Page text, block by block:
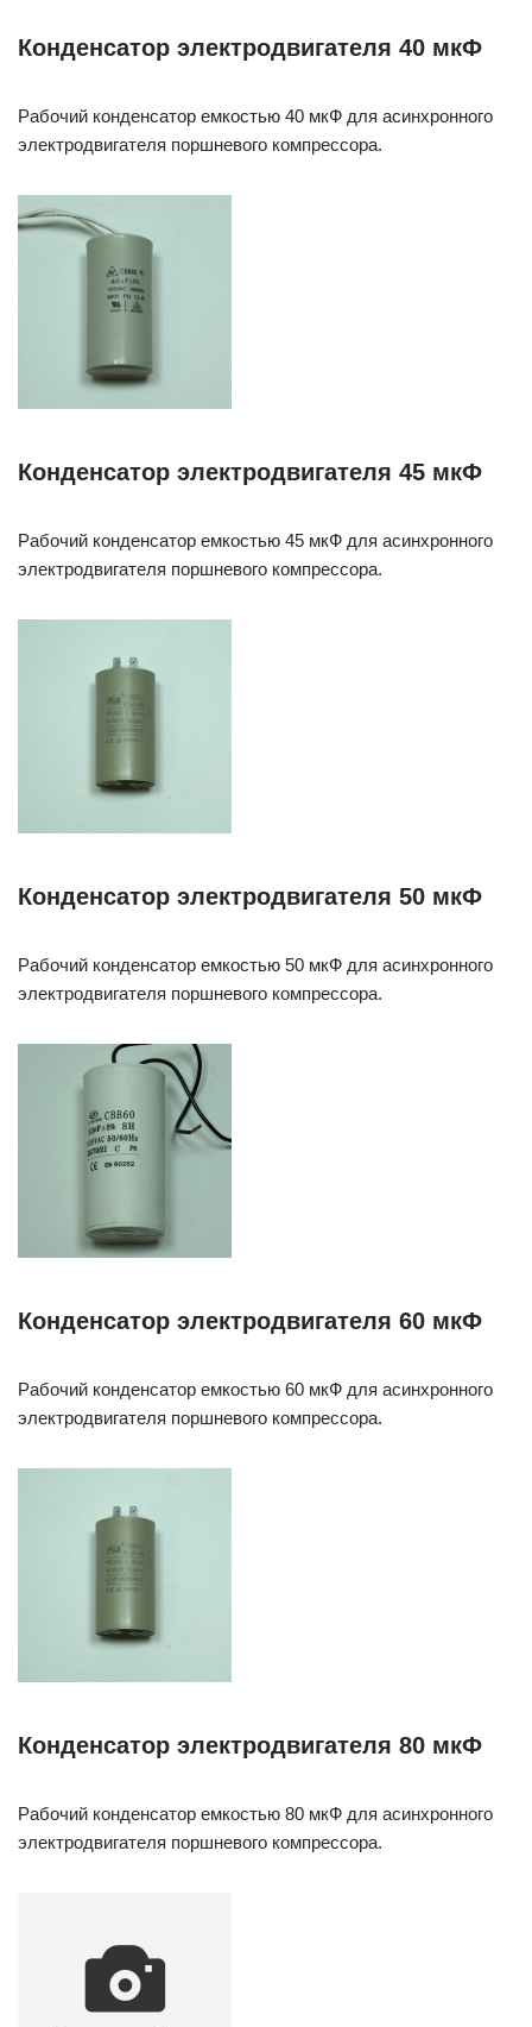
Конденсатор электродвигателя 40 мкФ
Рабочий конденсатор емкостью 40 мкФ для асинхронного
электродвигателя поршневого компрессора.
Конденсатор электродвигателя 45 мкФ
Рабочий конденсатор емкостью 45 мкФ для асинхронного
электродвигателя поршневого компрессора.
Конденсатор электродвигателя 50 мкФ
Рабочий конденсатор емкостью 50 мкФ для асинхронного
электродвигателя поршневого компрессора.
Конденсатор электродвигателя 60 мкФ
Рабочий конденсатор емкостью 60 мкФ для асинхронного
электродвигателя поршневого компрессора.
Конденсатор электродвигателя 80 мкФ
Рабочий конденсатор емкостью 80 мкФ для асинхронного
электродвигателя поршневого компрессора.